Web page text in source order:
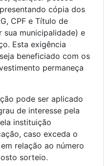
cópia dos
CPF e Título de
sua municipalidade) e
Esta exigência
beneficiado com os
permaneça
pode ser aplicado
de interesse pela
instituição
caso exceda o
relação ao número
sorteio.